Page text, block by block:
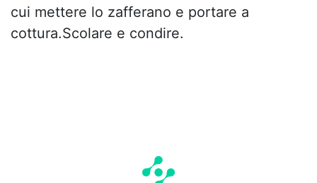
cui mettere lo zafferano e portare a
cottura.Scolare e condire.